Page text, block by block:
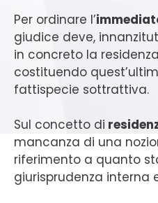
Per ordinare l’
giudice deve,
in concreto la
costituendo
fattispecie sottrattiva.
Sul concetto di
mancanza di una
riferimento a quanto
giurisprudenza interna